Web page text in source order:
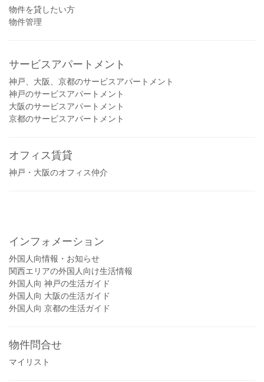
物件を貸したい方
物件管理
サービスアパートメント
神戸、大阪、京都のサービスアパートメント
神戸のサービスアパートメント
大阪のサービスアパートメント
京都のサービスアパートメント
オフィス賃貸
神戸・大阪のオフィス仲介
インフォメーション
外国人向情報・お知らせ
関西エリアの外国人向け生活情報
外国人向 神戸の生活ガイド
外国人向 大阪の生活ガイド
外国人向 京都の生活ガイド
物件問合せ
マイリスト